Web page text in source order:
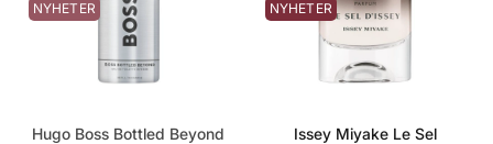
NYHETER
Hugo Boss Bottled Beyond
NYHETER
Issey Miyake Le Sel